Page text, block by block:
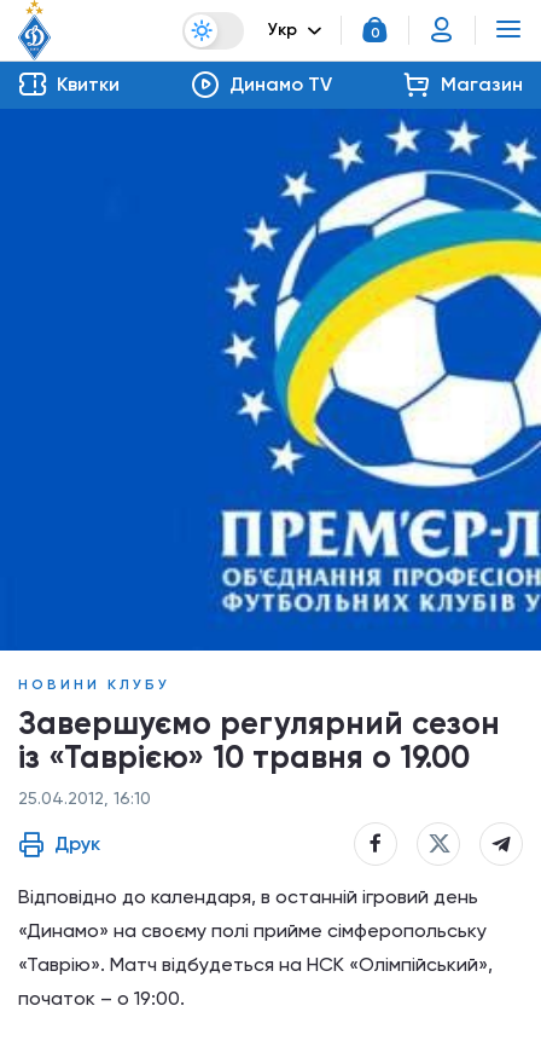
Укр 0
Квитки Динамо TV Магазин
НОВИНИ КЛУБУ
Завершуємо регулярний сезон
із «Таврією» 10 травня о 19.00
25.04.2012, 16:10
Друк
Відповідно до календаря, в останній ігровий день
«Динамо» на своєму полі прийме сімферопольську
«Таврію». Матч відбудеться на НСК «Олімпійський»,
початок – о 19:00.